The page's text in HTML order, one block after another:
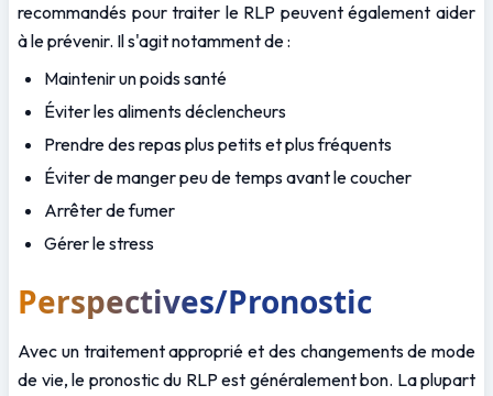
recommandés pour traiter le RLP peuvent également aider
à le prévenir. Il s'agit notamment de :
Maintenir un poids santé
Éviter les aliments déclencheurs
Prendre des repas plus petits et plus fréquents
Éviter de manger peu de temps avant le coucher
Arrêter de fumer
Gérer le stress
Perspectives/Pronostic
Avec un traitement approprié et des changements de mode
de vie, le pronostic du RLP est généralement bon. La plupart